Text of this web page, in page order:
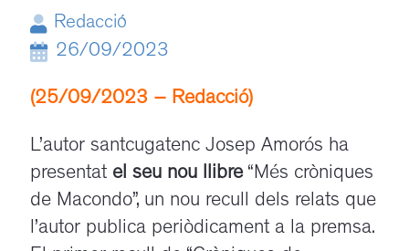
Redacció
26/09/2023
(25/09/2023 – Redacció)
L’autor santcugatenc Josep Amorós ha
presentat el seu nou llibre“Més cròniques
de Macondo”, un nou recull dels relats que
l’autor publica periòdicament a la premsa.